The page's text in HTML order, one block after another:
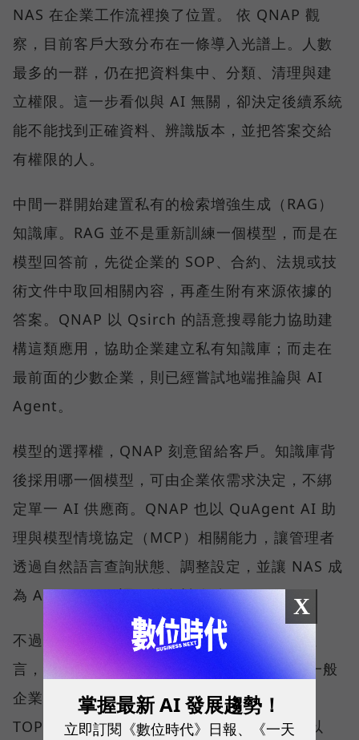
NAS 在企業工作流裡換了位置。 依 QNAP 觀
察，目前客戶大致分布在一條導入光譜上。人數
最多的一群，仍在把資料集中、分類、清理與建
立權限。這一步看似與 AI 無關，卻決定後續系統
能不能找到正確資料、辨識版本，並把答案交給
有權限的人。
中間一群開始建置私有的檢索增強生成（RAG）
知識庫。RAG 並不是重新訓練一個模型，而是在
模型回答前，先從企業的 SOP、合約、法規或技
術文件中取回相關內容，再產生附有來源依據的
答案。QNAP 以 Qsirch 的語意搜尋能力協助建
構這類應用，協助企業建立私有知識庫；而走在
最前面的少數企業，則已經嘗試地端推論與 AI
Agent。
模型的選擇權，QNAP 刻意留給客戶。知識庫背
後採用哪一個模型，可由企業依需求決定，不綁
定單一 AI 供應商。QNAP 也以 QuAgent AI 助
理與模型情境協定（MCP）相關能力，讓管理者
透過自然語言查詢狀態、調整設定，並讓 NAS 成
為 AI Agent 可調用的資料節點。
不過，劉文義沒有把這條路說得太容易。他坦
言，目前 NAS 硬體的 AI 運算能力仍有限。一般
企業期待的應用，可能需要約 300 到 800
TOPS，甚至 1,000 TOPS，因此多數方案會以
X
掌握最新 AI 發展趨勢！
立即訂閱《數位時代》日報、《一天